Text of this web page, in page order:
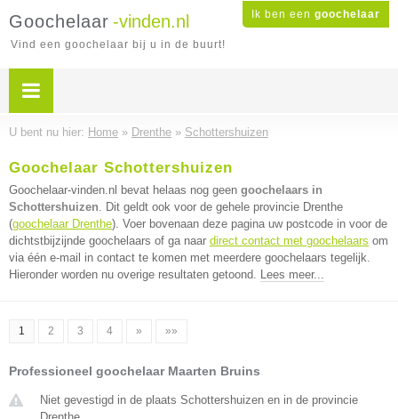
Ik ben een goochelaar
Goochelaar -vinden.nl
Vind een goochelaar bij u in de buurt!
U bent nu hier: Home » Drenthe » Schottershuizen
Goochelaar Schottershuizen
Goochelaar-vinden.nl bevat helaas nog geen goochelaars in
Schottershuizen. Dit geldt ook voor de gehele provincie Drenthe
(goochelaar Drenthe). Voer bovenaan deze pagina uw postcode in voor de
dichtstbijzijnde goochelaars of ga naar direct contact met goochelaars om
via één e-mail in contact te komen met meerdere goochelaars tegelijk.
Hieronder worden nu overige resultaten getoond. Lees meer...
1 2 3 4 » »»
Professioneel goochelaar Maarten Bruins
Niet gevestigd in de plaats Schottershuizen en in de provincie